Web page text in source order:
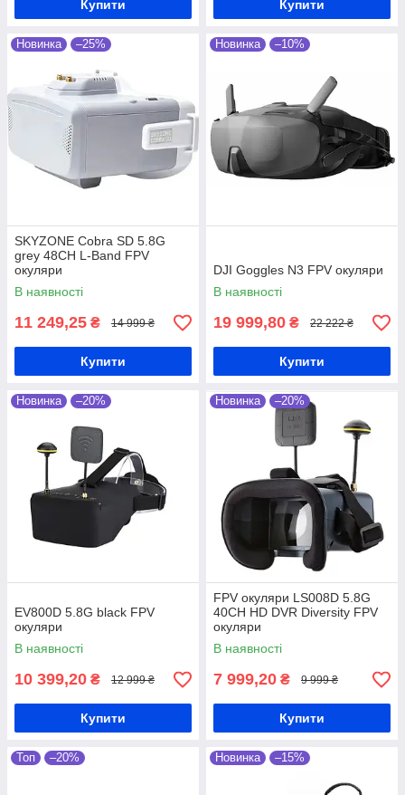
Купити Купити
Новинка –25%
SKYZONE Cobra SD 5.8G
grey 48CH L-Band FPV
окуляри
В наявності
11 249,25 ₴ 14 999 ₴
Купити
Новинка –10%
DJI Goggles N3 FPV окуляри
В наявності
19 999,80 ₴ 22 222 ₴
Купити
Новинка –20%
EV800D 5.8G black FPV
окуляри
В наявності
10 399,20 ₴ 12 999 ₴
Купити
Новинка –20%
FPV окуляри LS008D 5.8G
40CH HD DVR Diversity FPV
окуляри
В наявності
7 999,20 ₴ 9 999 ₴
Купити
Топ –20% Новинка –15%